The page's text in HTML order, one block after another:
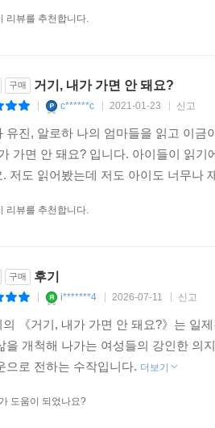
한 주체적 여성들의 이야기
어렵게 공부해 대학 졸업까지 마친
물, 수남을 내세워 끊임없이 벽에 부
이 더 큰 세상을 꿈꾸며 조국 광복을
실로 만든 것처럼 사람의 운명도 바
실이다. 다큐멘터리에서 그려진 채령
와 해방 그리고 한국전쟁에 이르기
더 관심 갖게 한다. 특히 위안부 문제
다. 수남은 홀로 강휘를 찾아 충칭
하다 수남을 위해 다시 독립운동에
리뷰를 추천합니다.
구매 거기, 내가 가면 안 돼요?
c******c 2021-01-23 신고
유진, 알로하 나의 엄마들을 읽고 이
가면 안 돼요? 입니다. 아이들이 읽
. 저도 읽어봤는데 저도 아이도 너무나
리뷰를 추천합니다.
구매 후기
i*******4 2026-07-11 신고
의 《거기, 내가 가면 안 돼요?》는 일
을 개척해 나가는 여성들의 강인한 의
으로 전하는 수작입니다. 더보기
도움이 되었나요?